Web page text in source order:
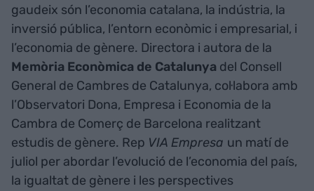
gaudeix són l’economia catalana, la indústria, la
inversió pública, l’entorn econòmic i empresarial, i
l’economia de gènere. Directora i autora de la
Memòria Econòmica de Catalunya del Consell
General de Cambres de Catalunya, col·labora amb
l’Observatori Dona, Empresa i Economia de la
Cambra de Comerç de Barcelona realitzant
estudis de gènere. Rep VIA Empresa un matí de
juliol per abordar l’evolució de l’economia del país,
la igualtat de gènere i les perspectives